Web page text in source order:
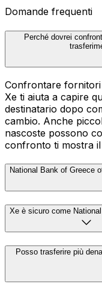
Domande frequenti
Perché dovrei
Confrontare
Xe ti aiuta a capire
destinatario dopo
cambio. Anche
nascoste possono
confronto ti mostra
National Bank of Greece
Xe è sicuro come
Posso trasferire più